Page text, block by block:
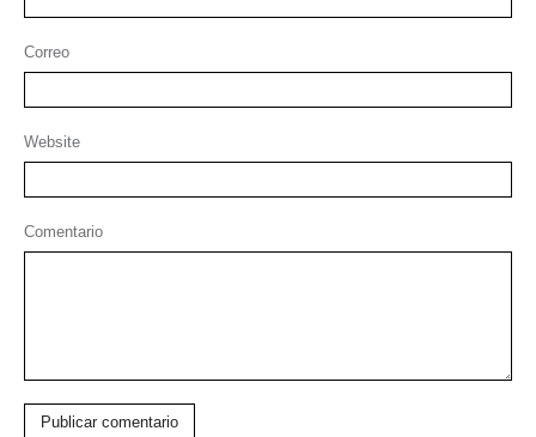
Correo
Website
Comentario
Publicar comentario